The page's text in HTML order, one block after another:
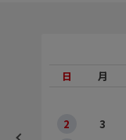
日
月
2
3